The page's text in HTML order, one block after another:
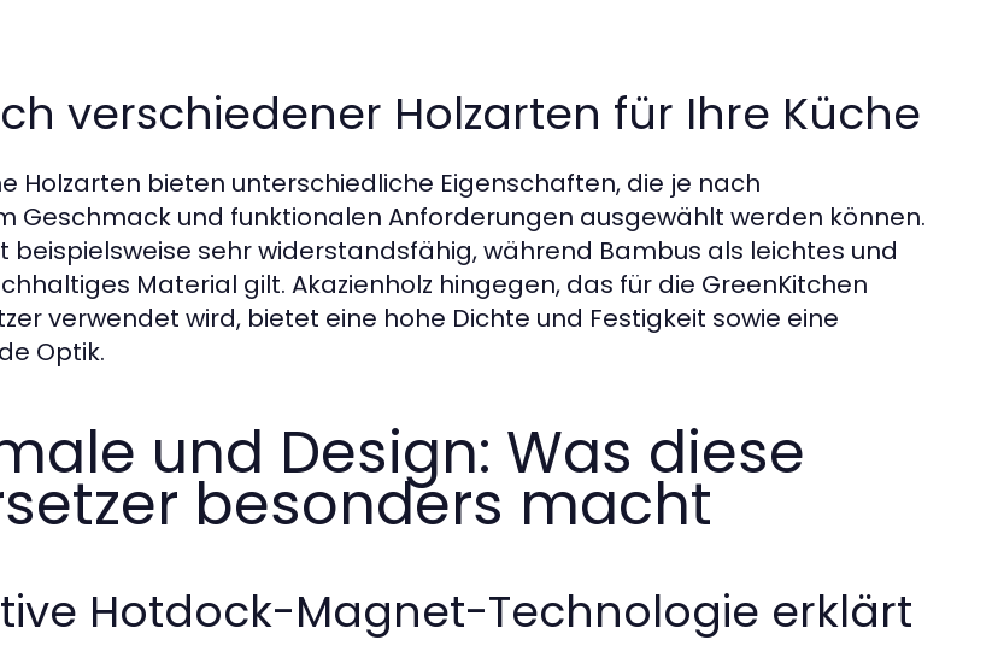
verschiedener Holzarten für Ihre Küche
Holzarten bieten unterschiedliche Eigenschaften, die je nach
Geschmack und funktionalen Anforderungen ausgewählt werden können.
beispielsweise sehr widerstandsfähig, während Bambus als leichtes und
Material gilt. Akazienholz hingegen, das für die GreenKitchen
verwendet wird, bietet eine hohe Dichte und Festigkeit sowie eine
Optik.
und Design: Was diese
besonders macht
Hotdock-Magnet-Technologie erklärt